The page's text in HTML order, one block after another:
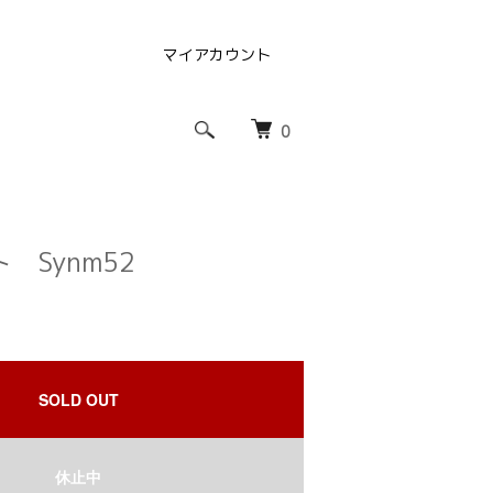
0
マイアカウント
Synm52
SOLD OUT
休止中